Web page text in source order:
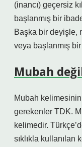
(inancı) geçersiz
başlanmış bir
Başka bir deyişle,
veya başlanmış
Mubah
Mubah
gerekenler TDK.
kelimedir.
sıklıkla kullanılan